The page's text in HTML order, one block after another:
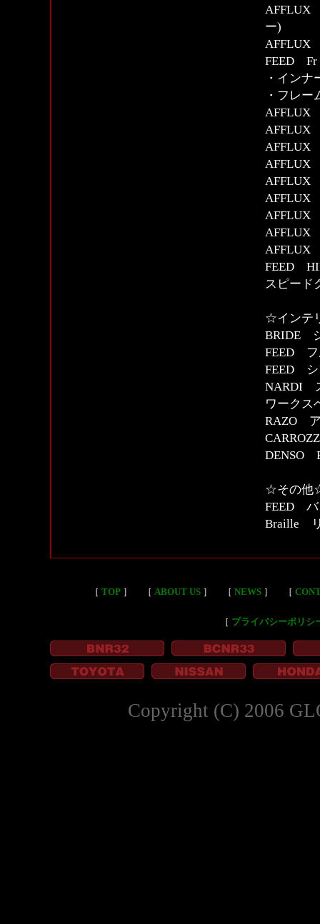
AFFLUX
ー)
AFFLUX
FEED Fr
・イン
・フレ
AFFLUX
AFFLUX
AFFLUX
AFFLUX
AFFLUX
AFFLUX
AFFLUX
AFFLUX
AFFLUX
FEED
スピード
☆インテ
BRIDE
FEED フ
FEED シ
NARDI
ワーク
RAZO
☆その他
FEED バ
Braille
［ TOP］ ［ ABOUT US］ ［ NEWS］ ［
［ プライバシーポリシ
Copyright (C) 2006